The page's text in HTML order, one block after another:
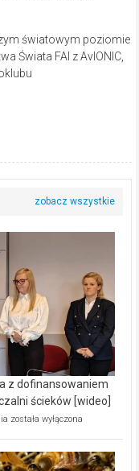
światowym poziomie
Świata FAI z AvIONIC,
z dofinansowaniem
ścieków [wideo]
Ekologiczne
Wręczyca
została wyłączona